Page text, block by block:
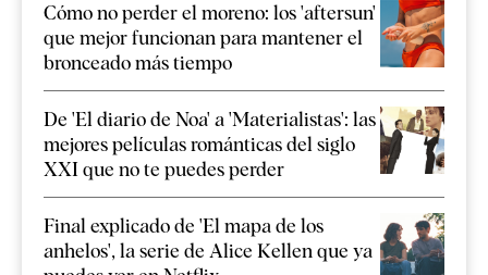
Cómo no perder el moreno: los 'aftersun'
que mejor funcionan para mantener el
bronceado más tiempo
De 'El diario de Noa' a 'Materialistas': las
mejores películas románticas del siglo
XXI que no te puedes perder
Final explicado de 'El mapa de los
anhelos', la serie de Alice Kellen que ya